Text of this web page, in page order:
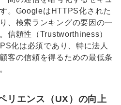
。GoogleはHTTPS化された
、検索ランキングの要因の一
信頼性（Trustworthiness）
化は必須であり、特に法人
客の信頼を得るための最低条
リエンス（UX）の向上